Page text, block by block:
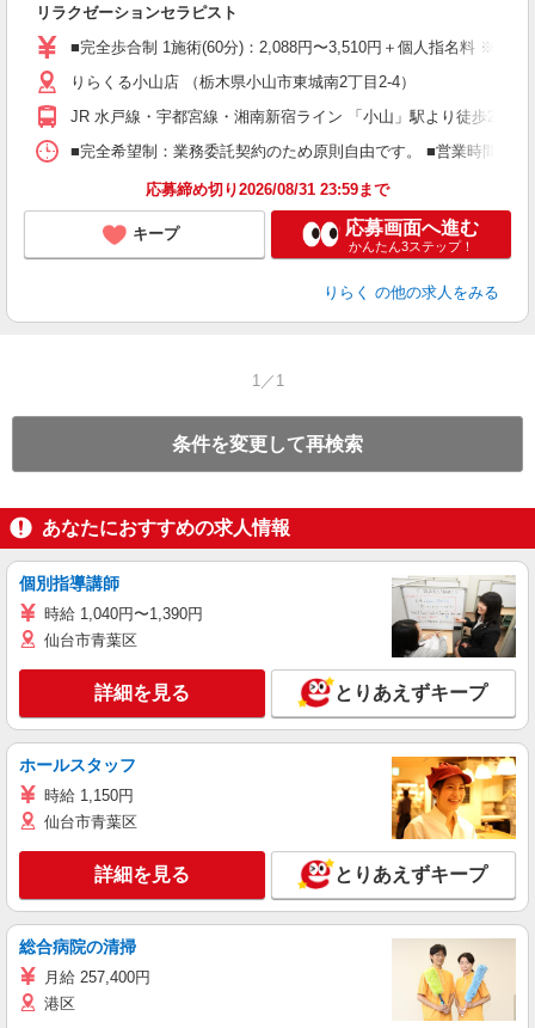
リラクゼーションセラピスト
■完全歩合制 1施術(60分)：2,088円〜3,510円＋個人指名料 ※個
りらくる小山店 （栃木県小山市東城南2丁目2-4）
JR 水戸線・宇都宮線・湘南新宿ライン 「小山」駅より徒歩28分
■完全希望制：業務委託契約のため原則自由です。 ■営業時間帯
応募締め切り2026/08/31 23:59まで
キープ 応募画面へ進む
かんたん3ステップ！
りらく の他の求人をみる
1／1
条件を変更して再検索
あなたにおすすめの求人情報
個別指導講師
時給 1,040円〜1,390円
仙台市青葉区
詳細を見る とりあえずキープ
ホールスタッフ
時給 1,150円
仙台市青葉区
詳細を見る とりあえずキープ
総合病院の清掃
月給 257,400円
港区